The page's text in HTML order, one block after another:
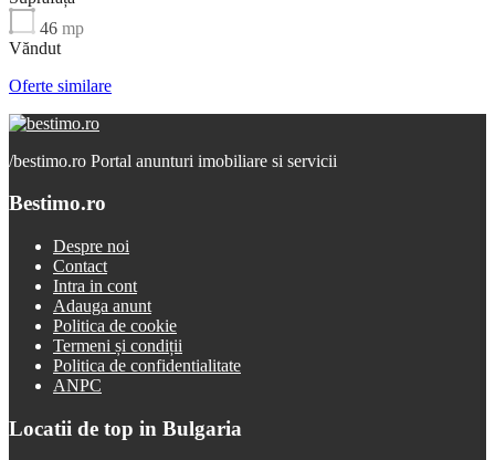
46 mp
Văndut
Oferte similare
/bestimo.ro Portal anunturi imobiliare si servicii
Bestimo.ro
Despre noi
Contact
Intra in cont
Adauga anunt
Politica de cookie
Termeni și condiții
Politica de confidentialitate
ANPC
Locatii de top in Bulgaria